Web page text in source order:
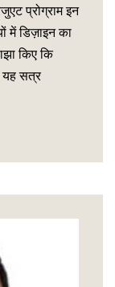
प्रोग्राम इन
में डिज़ाइन का
किए कि
यह सत्र